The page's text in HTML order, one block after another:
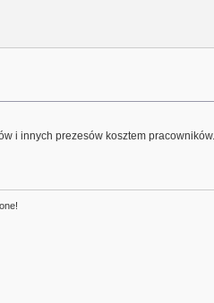
i innych prezesów kosztem pracowników.